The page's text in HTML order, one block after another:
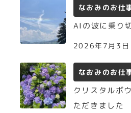
なおみのお仕
AIの波に乗り
2026年7月3日
なおみのお仕
クリスタルボ
ただきました